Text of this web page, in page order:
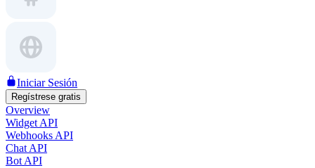
Iniciar Sesión
Regístrese gratis
Overview
Widget API
Webhooks API
Chat API
Bot API